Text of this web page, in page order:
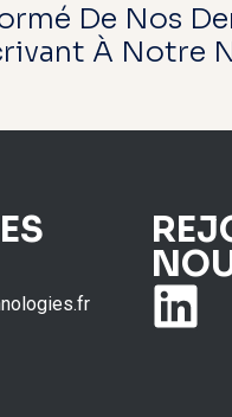
De Nos
À Notre